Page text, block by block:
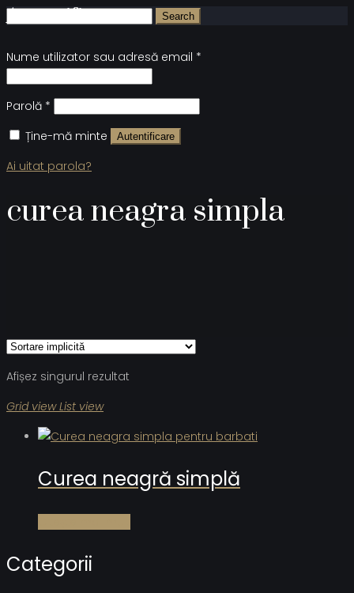
Autentificare
Nume utilizator sau adresă email *
Parolă *
Ține-mă minte
Autentificare
Ai uitat parola?
curea neagra simpla
Afișez singurul rezultat
Grid view List view
Curea neagră simplă
Categorii